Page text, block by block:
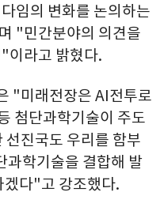
임의 변화를 논의하는
"민간분야의 의견을
이라고 밝혔다.
"미래전장은 AI전투로
첨단과학기술이 주도
진국도 우리를 함부
과학기술을 결합해 발
겠다"고 강조했다.